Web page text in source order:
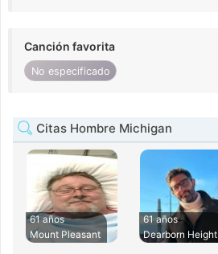
Canción favorita
No especificado
Citas Hombre Michigan
61 años
Mount Pleasant
61 años
Dearborn Height